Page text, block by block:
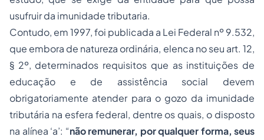
usufruir da imunidade tributaria.
Contudo, em 1997, foi publicada a Lei Federal nº 9.532,
que embora de natureza ordinária, elenca no seu art. 12,
§ 2º, determinados requisitos que as instituições de
educação e de assistência social devem
obrigatoriamente atender para o gozo da imunidade
tributária na esfera federal, dentre os quais, o disposto
na alínea ‘a’: “não remunerar, por qualquer forma, seus